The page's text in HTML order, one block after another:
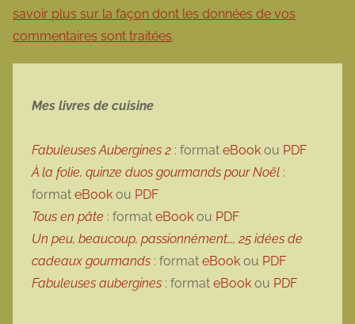
savoir plus sur la façon dont les données de vos
commentaires sont traitées.
Mes livres de cuisine
Fabuleuses Aubergines 2 : format eBook ou PDF
À la folie, quinze duos gourmands pour Noël :
format eBook ou PDF
Tous en pâte : format eBook ou PDF
Un peu, beaucoup, passionnément…, 25 idées de
cadeaux gourmands : format eBook ou PDF
Fabuleuses aubergines : format eBook ou PDF